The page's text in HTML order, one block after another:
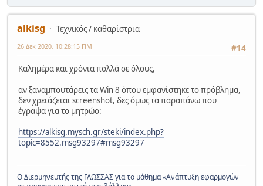
alkisg
Τεχνικός / καθαρίστρια
#14
26 Δεκ 2020, 10:28:15 ΠΜ
Καλημέρα και χρόνια πολλά σε όλους,
αν ξαναμπουτάρεις τα Win 8 όπου εμφανίστηκε το πρόβλημα,
δεν χρειάζεται screenshot, δες όμως τα παραπάνω που
έγραψα για το μητρώο:
https://alkisg.mysch.gr/steki/index.php?
topic=8552.msg93297#msg93297
Ο Διερμηνευτής της ΓΛΩΣΣΑΣ για το μάθημα «Ανάπτυξη εφαρμογών